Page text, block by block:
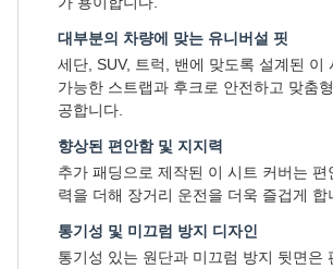
대부분의 차량에 맞는 유니버설 핏
세단, SUV, 트럭, 밴에 맞도록 설계된 이
가능한 스트랩과 후크로 안전하고 맞춤
공합니다.
향상된 편안함 및 지지력
추가 패딩으로 제작된 이 시트 커버는 편
력을 더해 장거리 운전을 더욱 즐겁게 합
통기성 및 미끄럼 방지 디자인
통기성 있는 원단과 미끄럼 방지 뒷면은